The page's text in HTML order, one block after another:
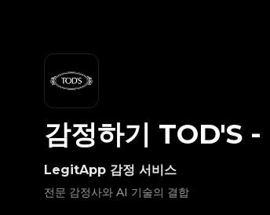
LegitApp 감정 서비스
전문 감정사와 AI 기술의 결합
감정하기 TOD'S -